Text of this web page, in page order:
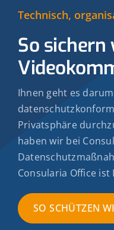
Technisch,
So sichern
Ihnen geht es
Privatsphäre
haben wir bei
Consularia Office
SO SCHÜTZEN